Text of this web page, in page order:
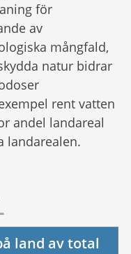
för
av
mångfald,
natur bidrar
rent vatten
andel landareal
landarealen.
land av total